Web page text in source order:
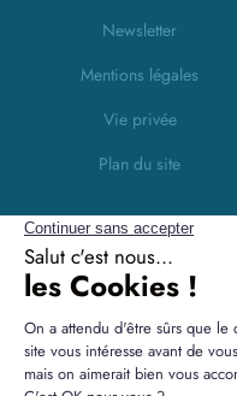
Newsletter
Mentions légales
Vie privée
Plan du site